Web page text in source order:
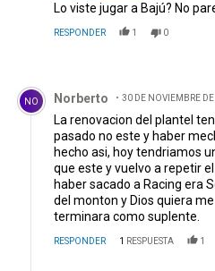
Lo viste jugar a Bajú? No
RESPONDER 1 0
Comentario de Norberto.
NO Norberto 30 DE NOVIEMBRE
La renovacion del plantel
pasado no este y haber
hecho asi, hoy tendriamos
que este y vuelvo a repetir
haber sacado a Racing era
del monton y Dios quiera
terminara como suplente.
RESPONDER 1 RESPUESTA 1